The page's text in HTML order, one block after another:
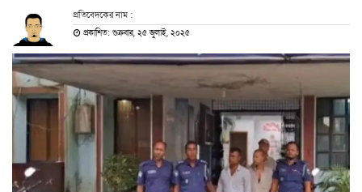
প্রতিবেদকের নাম :
প্রকাশিত: শুক্রবার, ২৫ জুলাই, ২০২৫